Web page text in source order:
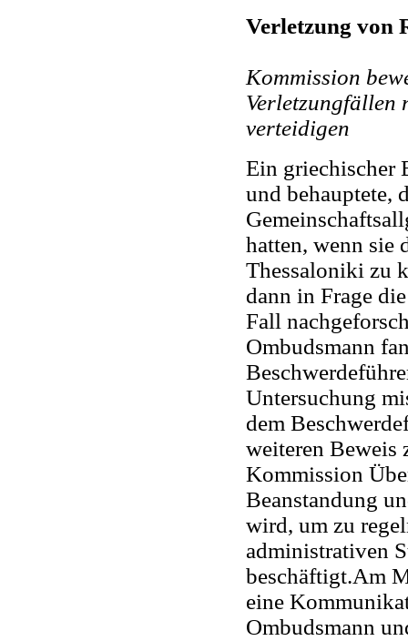
Verletzung von
Kommission
Verletzungfällen
verteidigen
Ein griechischer
und behauptete,
hatten, wenn sie
Thessaloniki zu
dann in Frage
Fall
Ombudsmann
Untersuchung
dem
weiteren Beweis
Kommission
Beanstandung
wird, um zu
administrativen
beschäftigt.Am
eine
Ombudsmann